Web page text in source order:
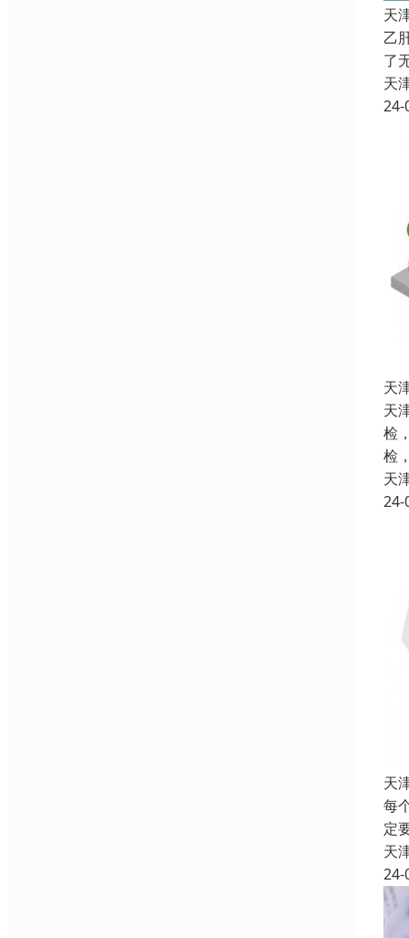
天
乙
了
天
24-
天
天
检
检
天
24-
天
每
定
天
24-